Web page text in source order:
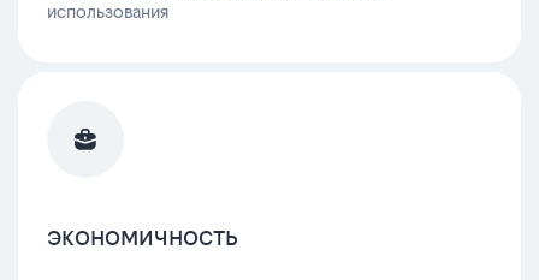
использования
экономичность